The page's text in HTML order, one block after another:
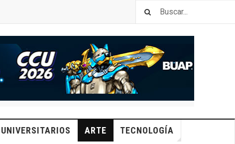
UNIVERSITARIOS ARTE TECNOLOGÍA